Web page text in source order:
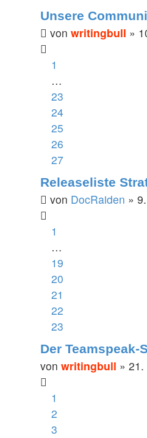
Unsere
von writingbull »
1
…
23
24
25
26
27
Releaseliste
von DocRaiden »
1
…
19
20
21
22
23
Der
von writingbull » 21.
1
2
3